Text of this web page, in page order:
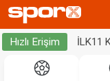
Hızlı Erişim İLK11